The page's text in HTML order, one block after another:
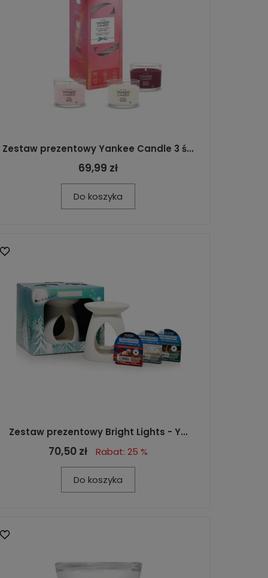
Zestaw prezentowy Yankee Candle 3 ś...
69,99 zł
Do koszyka
Zestaw prezentowy Bright Lights - Y...
70,50 zł Rabat: 25 %
Do koszyka